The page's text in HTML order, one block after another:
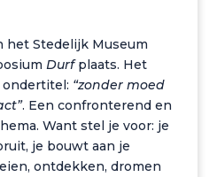
het Stedelijk Museum
Durfplaats. Het
ondertitel: “zonder moed
. Een confronterend en
Want stel je voor: je
je bouwt aan je
ontdekken, dromen